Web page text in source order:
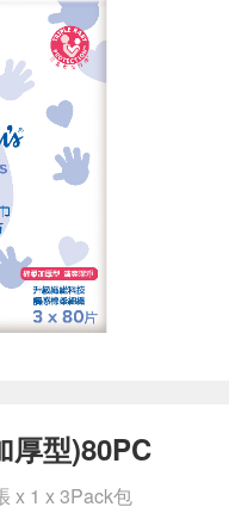
厚型)80PC
x 1 x 3Pack包